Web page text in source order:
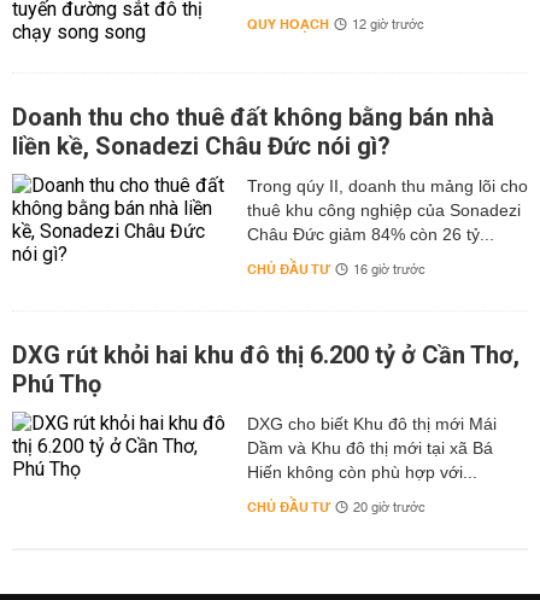
QUY HOẠCH 12 giờ trước
Doanh thu cho thuê đất không bằng bán nhà
liền kề, Sonadezi Châu Đức nói gì?
Trong qúy II, doanh thu mảng lõi cho
thuê khu công nghiệp của Sonadezi
Châu Đức giảm 84% còn 26 tỷ...
CHỦ ĐẦU TƯ 16 giờ trước
DXG rút khỏi hai khu đô thị 6.200 tỷ ở Cần Thơ,
Phú Thọ
DXG cho biết Khu đô thị mới Mái
Dầm và Khu đô thị mới tại xã Bá
Hiến không còn phù hợp với...
CHỦ ĐẦU TƯ 20 giờ trước